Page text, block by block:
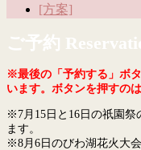
[方案]
ご予約
※最後の「予約する」ボ
います。ボタンを押すの
※7月15日と16日の祇園祭
ます。
※8月6日のびわ湖花火大会